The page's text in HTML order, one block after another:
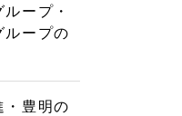
ープ・
ループの
・豊明の